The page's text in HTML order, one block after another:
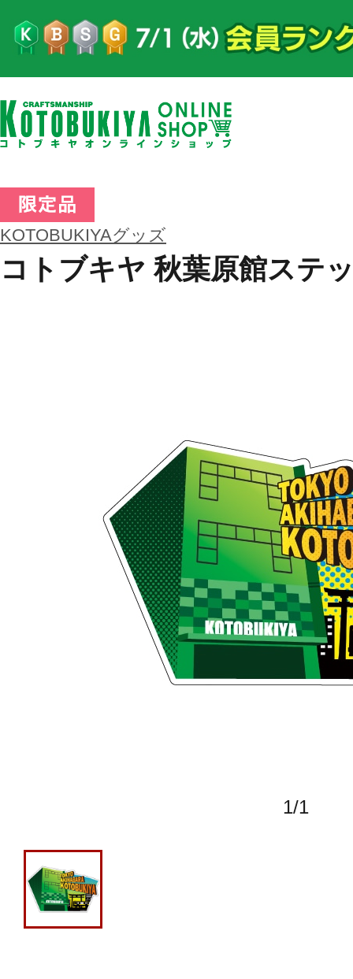
KOTOBUKIYAグッズ
コトブキヤ 秋葉原館ステ
1/1